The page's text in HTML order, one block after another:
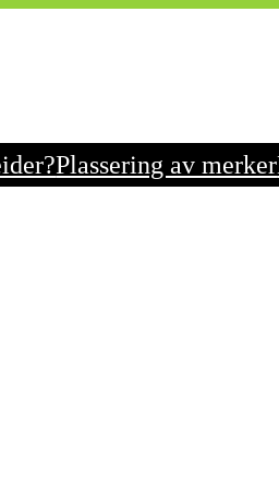
Plassering av merker